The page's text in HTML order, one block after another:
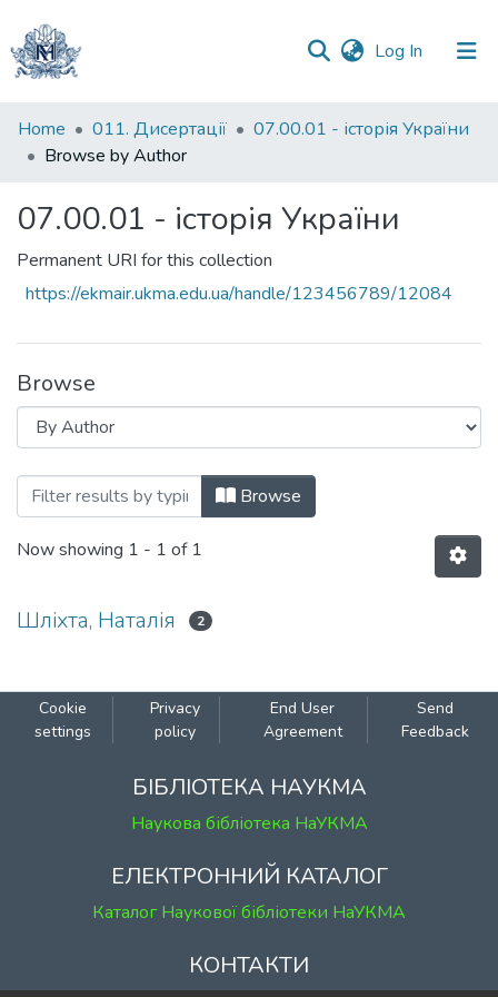
Log In (current)
Communities
&
All of DSpace
Home 011. Дисертації
07.00.01 - історія України
Browse by Author
07.00.01 - історія України
Permanent URI for this collection
https://ekmair.ukma.edu.ua/handle/123456789/12084
Browse
Browsing 07.00.01 - історія України
Browse
Now showing 1 - 1 of 1
Шліхта, Наталія 2
Cookie
settings
Privacy
policy
End User
Agreement
Send
Feedback
БІБЛІОТЕКА НАУКМА
Наукова бібліотека НаУКМА
ЕЛЕКТРОННИЙ КАТАЛОГ
Каталог Наукової бібліотеки НаУКМА
КОНТАКТИ